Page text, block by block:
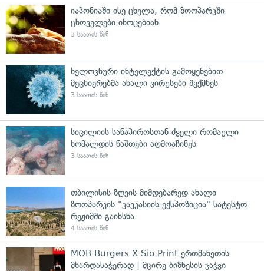
იაპონიაში ისე ცხელა, რომ ზოოპარკში
ცხოველები იხოცებიან
3 საათის წინ
ხელოვნური ინტელექტის გამოყენებით
მეცნიერებმა ახალი ვირუსები შექმნეს
3 საათის წინ
სიცილიის სანაპიროსთან ძველი რომაული
ხომალდის ნაშთები აღმოაჩინეს
3 საათის წინ
თბილისის ზღვის მიმდებარედ ახალი
ზოოპარკის "კავკასიის ექსპოზიცია" სატესტო
რეჟიმში გაიხსნა
4 საათის წინ
MOB Burgers X Sio Print ერთმანეთის
მხარდასაჭერად | მცირე ბიზნესის ჯაჭვი